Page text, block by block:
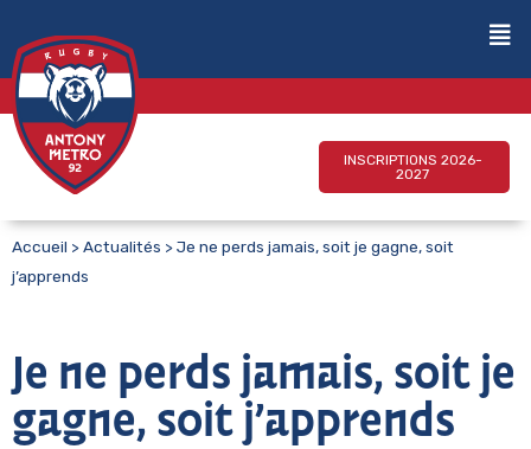
INSCRIPTIONS 2026-
2027
Accueil >Actualités >Je ne perds jamais, soit je gagne, soit
j’apprends
Je ne perds jamais, soit je
gagne, soit j’apprends